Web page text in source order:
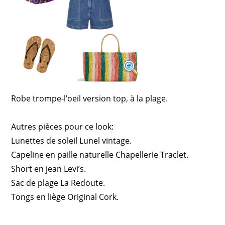
Robe trompe-l’oeil version top, à la plage.
Autres pièces pour ce look:
Lunettes de soleil Lunel vintage.
Capeline en paille naturelle Chapellerie Traclet.
Short en jean Levi’s.
Sac de plage La Redoute.
Tongs en liège Original Cork.